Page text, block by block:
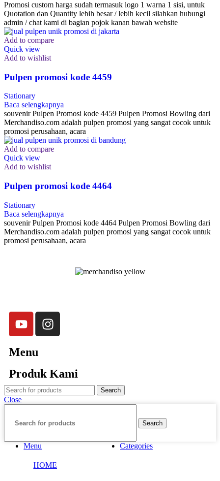
Promosi custom harga sudah termasuk logo 1 warna 1 sisi, untuk
Quotation dan Quantity lebih besar / lebih kecil silahkan hubungi
admin / chat kami di bagian pojok kanan bawah website
Add to compare
Quick view
Add to wishlist
Pulpen promosi kode 4459
Stationary
Baca selengkapnya
souvenir Pulpen Promosi kode 4459 Pulpen Promosi Bowling dari
Merchandiso.com adalah pulpen promosi yang sangat cocok untuk
promosi perusahaan, acara
Add to compare
Quick view
Add to wishlist
Pulpen promosi kode 4464
Stationary
Baca selengkapnya
souvenir Pulpen Promosi kode 4464 Pulpen Promosi Bowling dari
Merchandiso.com adalah pulpen promosi yang sangat cocok untuk
promosi perusahaan, acara
Menu
Produk Kami
Search
Close
Search
Menu Categories
HOME